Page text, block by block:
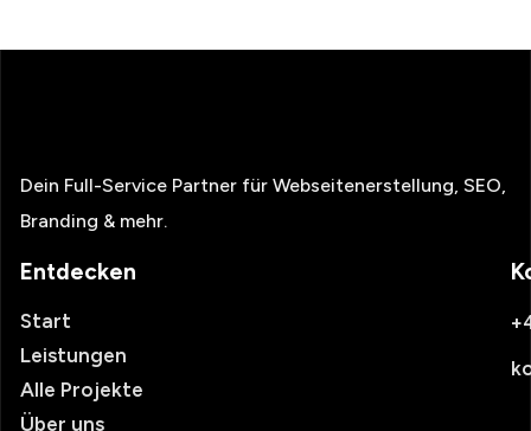
Dein Full-Service Partner für Webseitenerstellung, SEO,
Branding & mehr.
Entdecken
Start
Leistungen
Alle Projekte
Über uns